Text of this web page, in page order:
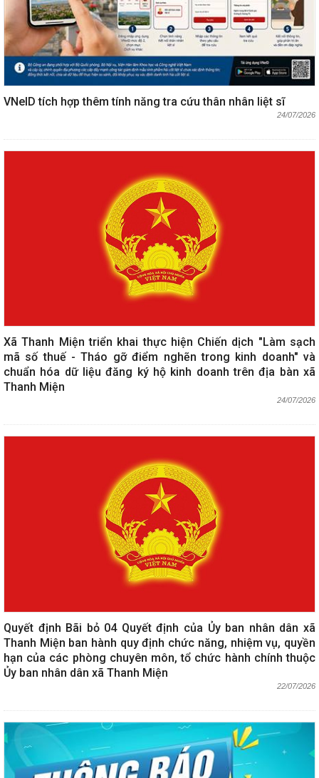
VNeID tích hợp thêm tính năng tra cứu thân nhân liệt sĩ
24/07/2026
Xã Thanh Miện triển khai thực hiện Chiến dịch "Làm sạch
mã số thuế - Tháo gỡ điểm nghẽn trong kinh doanh" và
chuẩn hóa dữ liệu đăng ký hộ kinh doanh trên địa bàn xã
Thanh Miện
24/07/2026
Quyết định Bãi bỏ 04 Quyết định của Ủy ban nhân dân xã
Thanh Miện ban hành quy định chức năng, nhiệm vụ, quyền
hạn của các phòng chuyên môn, tổ chức hành chính thuộc
Ủy ban nhân dân xã Thanh Miện
22/07/2026